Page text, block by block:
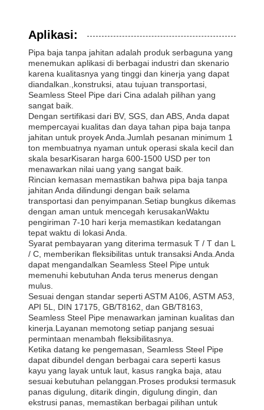
Aplikasi:
Pipa baja tanpa jahitan adalah produk serbaguna yang
menemukan aplikasi di berbagai industri dan skenario
karena kualitasnya yang tinggi dan kinerja yang dapat
diandalkan.,konstruksi, atau tujuan transportasi,
Seamless Steel Pipe dari Cina adalah pilihan yang
sangat baik.
Dengan sertifikasi dari BV, SGS, dan ABS, Anda dapat
mempercayai kualitas dan daya tahan pipa baja tanpa
jahitan untuk proyek Anda.Jumlah pesanan minimum 1
ton membuatnya nyaman untuk operasi skala kecil dan
skala besarKisaran harga 600-1500 USD per ton
menawarkan nilai uang yang sangat baik.
Rincian kemasan memastikan bahwa pipa baja tanpa
jahitan Anda dilindungi dengan baik selama
transportasi dan penyimpanan.Setiap bungkus dikemas
dengan aman untuk mencegah kerusakanWaktu
pengiriman 7-10 hari kerja memastikan kedatangan
tepat waktu di lokasi Anda.
Syarat pembayaran yang diterima termasuk T / T dan L
/ C, memberikan fleksibilitas untuk transaksi Anda.Anda
dapat mengandalkan Seamless Steel Pipe untuk
memenuhi kebutuhan Anda terus menerus dengan
mulus.
Sesuai dengan standar seperti ASTM A106, ASTM A53,
API 5L, DIN 17175, GB/T8162, dan GB/T8163,
Seamless Steel Pipe menawarkan jaminan kualitas dan
kinerja.Layanan memotong setiap panjang sesuai
permintaan menambah fleksibilitasnya.
Ketika datang ke pengemasan, Seamless Steel Pipe
dapat dibundel dengan berbagai cara seperti kasus
kayu yang layak untuk laut, kasus rangka baja, atau
sesuai kebutuhan pelanggan.Proses produksi termasuk
panas digulung, ditarik dingin, digulung dingin, dan
ekstrusi panas, memastikan berbagai pilihan untuk